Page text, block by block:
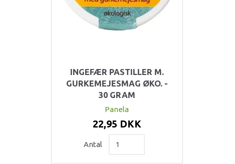
INGEFÆR PASTILLER M.
GURKEMEJESMAG ØKO. -
30 GRAM
Panela
22,95 DKK
Antal